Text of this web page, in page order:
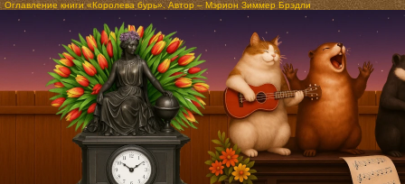
Оглавление книги «Королева бурь». Автор – Мэрион Зиммер Брэдли